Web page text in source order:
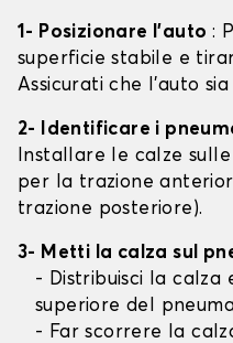
1- Posizionare l'auto :
superficie stabile e
Assicurati che l'auto
2- Identificare i
Installare le calze
per la trazione
trazione posteriore).
3- Metti la calza sul
- Distribuisci la calza
superiore del
- Far scorrere la